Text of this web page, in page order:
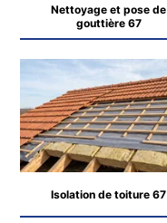
Nettoyage et pose de
gouttière 67
Isolation de toiture 67